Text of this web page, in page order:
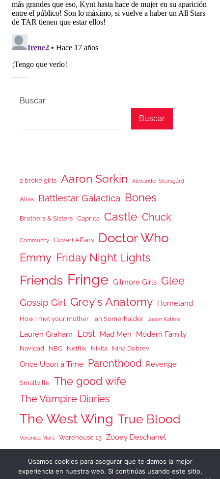
Buscar
Buscar
2 broke girls Aaron Sorkin Alexander Skarsgård
Alias Battlestar Galactica Bones
Brothers & Sisters Caprica Castle Chuck
Community Covert Affairs Doctor Who
Emmy Friday Night Lights
Friends Fringe Gilmore Girls Glee
Gossip Girl Grey's Anatomy Homeland
How I met your mother Ian Somerhalder Jason Katims
Lauren Graham Lost Mad Men Modern Family
Navidad NBC Netflix Nikita Nina Dobrev
Once Upon a Time Parenthood Revenge
Smallville The good wife
The Vampire Diaries
The West Wing True Blood
Veronica Mars Warehouse 13 Zooey Deschanel
Usamos cookies para asegurar que te damos la mejor
experiencia en nuestra web. Si continúas usando este sitio,